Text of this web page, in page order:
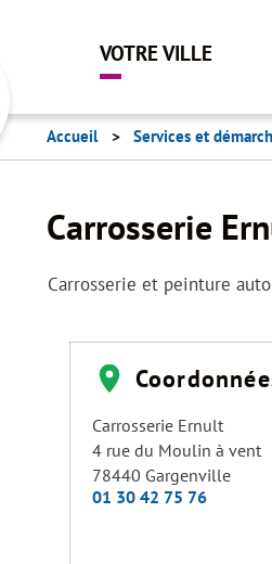
VOTRE VILLE
Accueil Services et
Carrosserie
Carrosserie et peinture
Carrosserie Ernult
4 rue du Moulin à vent
78440 Gargenville
01 30 42 75 76